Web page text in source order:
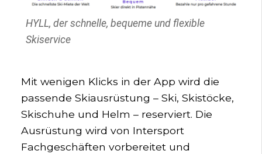
HYLL, der schnelle, bequeme und flexible
Skiservice
Mit wenigen Klicks in der App wird die
passende Skiausrüstung – Ski, Skistöcke,
Skischuhe und Helm – reserviert. Die
Ausrüstung wird von Intersport
Fachgeschäften vorbereitet und